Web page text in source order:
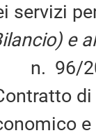
servizi
e
96/